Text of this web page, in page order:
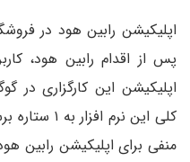
اپلیکیشن رابین هود در
پس از اقدام رابین هود،
اپلیکیشن این کارگزاری در
منفی برای اپلیکیشن رابین